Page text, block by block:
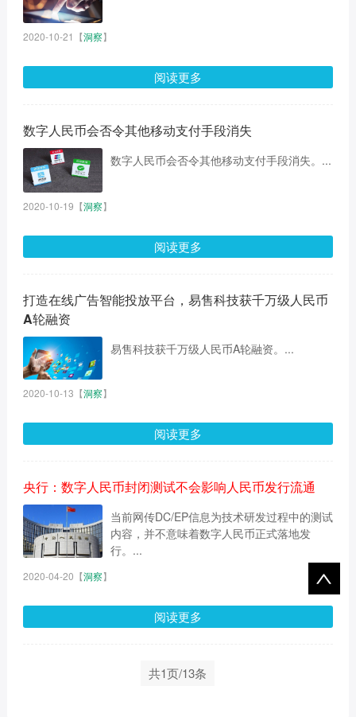
2020-10-21 【洞察】
阅读更多
数字人民币会否令其他移动支付手段消失
数字人民币会否令其他移动支付手段消失。...
2020-10-19 【洞察】
阅读更多
打造在线广告智能投放平台，易售科技获千万级人民币
A轮融资
易售科技获千万级人民币A轮融资。...
2020-10-13 【洞察】
阅读更多
央行：数字人民币封闭测试不会影响人民币发行流通
当前网传DC/EP信息为技术研发过程中的测试
内容，并不意味着数字人民币正式落地发
行。...
2020-04-20 【洞察】
阅读更多
共1页/13条